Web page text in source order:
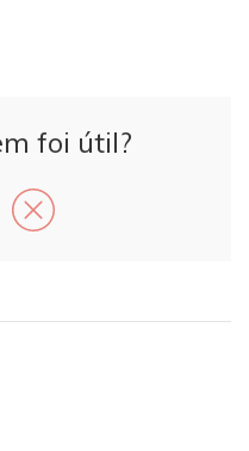
foi útil?